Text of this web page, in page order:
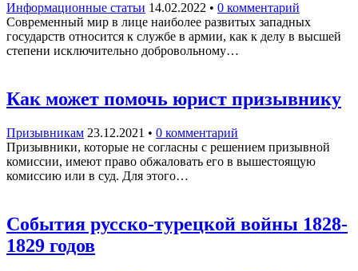
Информационные статьи 14.02.2022 • 0 комментарий
Современный мир в лице наиболее развитых западных
государств относится к службе в армии, как к делу в высшей
степени исключительно добровольному…
Как может помочь юрист призывнику
Призывникам 23.12.2021 • 0 комментарий
Призывники, которые не согласны с решением призывной
комиссии, имеют право обжаловать его в вышестоящую
комиссию или в суд. Для этого…
События русско-турецкой войны 1828-
1829 годов